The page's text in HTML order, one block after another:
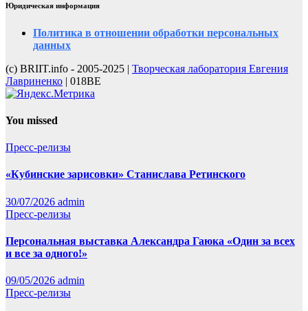
Юридическая информация
Политика в отношении обработки персональных
данных
(с) BRIIT.info - 2005-2025 | Творческая лаборатория Евгения
Лавриненко | 018BE
You missed
Пресс-релизы
«Кубинские зарисовки» Станислава Ретинского
30/07/2026 admin
Пресс-релизы
Персональная выставка Александра Гаюка «Один за всех
и все за одного!»
09/05/2026 admin
Пресс-релизы